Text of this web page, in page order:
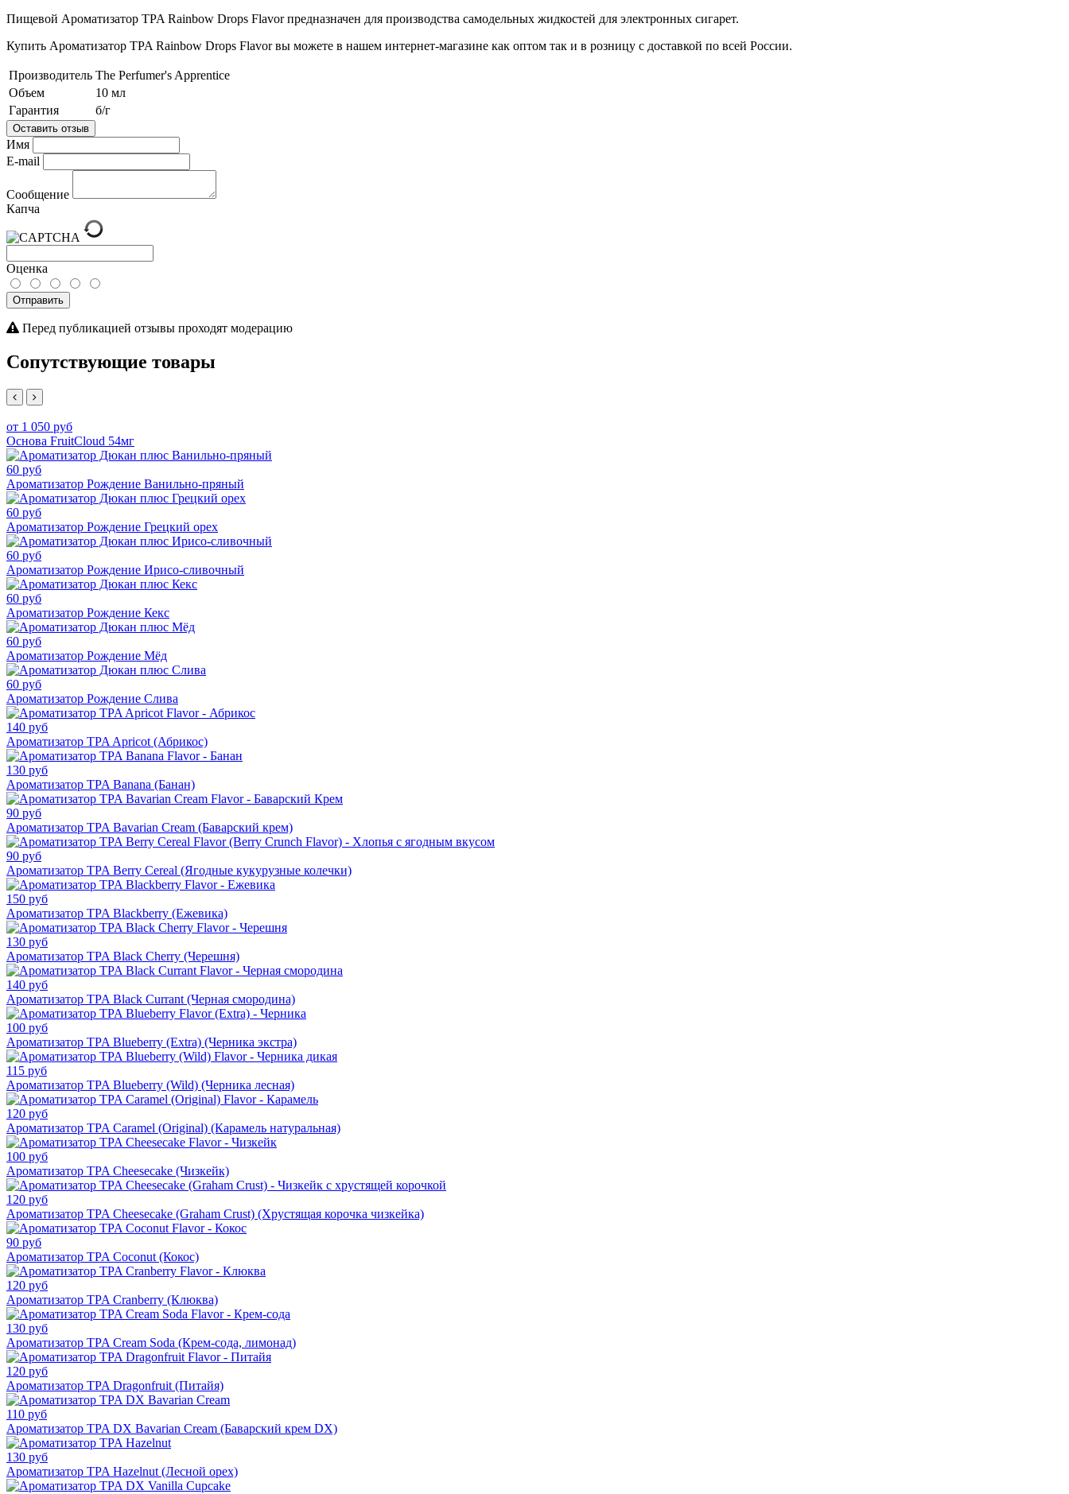
Пищевой Ароматизатор TPA Rainbow Drops Flavor предназначен для производства самодельных жидкостей для электронных сигарет.
Купить Ароматизатор TPA Rainbow Drops Flavor вы можете в нашем интернет-магазине как оптом так и в розницу с доставкой по всей России.
Производитель The Perfumer's Apprentice
Объем
10 мл
Гарантия
б/г
Оставить отзыв
Имя
E-mail
Сообщение
Капча
Оценка
Отправить
Перед публикацией отзывы проходят модерацию
Сопутствующие товары
от 1 050 руб
Основа FruitCloud 54мг
60 руб
Ароматизатор Рождение Ванильно-пряный
60 руб
Ароматизатор Рождение Грецкий орех
60 руб
Ароматизатор Рождение Ирисо-сливочный
60 руб
Ароматизатор Рождение Кекс
60 руб
Ароматизатор Рождение Мёд
60 руб
Ароматизатор Рождение Слива
140 руб
Ароматизатор TPA Apricot (Абрикос)
130 руб
Ароматизатор TPA Banana (Банан)
90 руб
Ароматизатор TPA Bavarian Cream (Баварский крем)
90 руб
Ароматизатор TPA Berry Cereal (Ягодные кукурузные колечки)
150 руб
Ароматизатор TPA Blackberry (Ежевика)
130 руб
Ароматизатор TPA Black Cherry (Черешня)
140 руб
Ароматизатор TPA Black Currant (Черная смородина)
100 руб
Ароматизатор TPA Blueberry (Extra) (Черника экстра)
115 руб
Ароматизатор TPA Blueberry (Wild) (Черника лесная)
120 руб
Ароматизатор TPA Caramel (Original) (Карамель натуральная)
100 руб
Ароматизатор TPA Cheesecake (Чизкейк)
120 руб
Ароматизатор TPA Cheesecake (Graham Crust) (Хрустящая корочка чизкейка)
90 руб
Ароматизатор TPA Coconut (Кокос)
120 руб
Ароматизатор TPA Cranberry (Клюква)
130 руб
Ароматизатор TPA Cream Soda (Крем-сода, лимонад)
120 руб
Ароматизатор TPA Dragonfruit (Питайя)
110 руб
Ароматизатор TPA DX Bavarian Cream (Баварский крем DX)
130 руб
Ароматизатор TPA Hazelnut (Лесной орех)